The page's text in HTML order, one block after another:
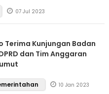
07 Jul 2023
Terima Kunjungan Badan
dan Tim Anggaran
10 Jan 2023